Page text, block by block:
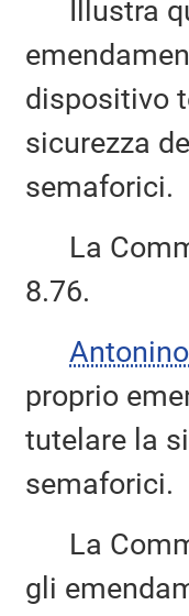
Illustra
dispositivo
sicurezza
semaforici.
La
8.76.
proprio
tutelare la
semaforici.
La
gli